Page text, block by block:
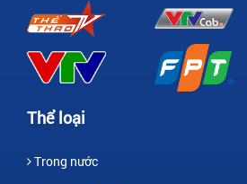
Thể loại
Trong nước